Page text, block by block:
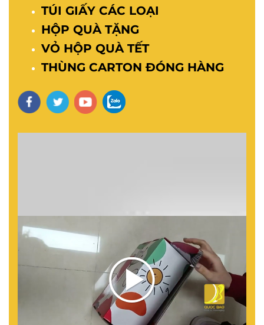
TÚI GIẤY CÁC LOẠI
HỘP QUÀ TẶNG
VỎ HỘP QUÀ TẾT
THÙNG CARTON ĐÓNG HÀNG